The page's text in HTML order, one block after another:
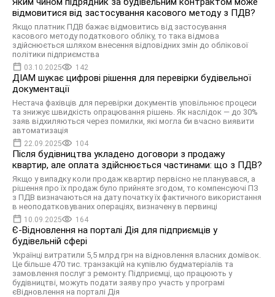
відмовитися від застосування касового методу з ПДВ?
Якщо платник ПДВ бажає відмовитись від застосування
касового методу податкового обліку, то така відмова
здійснюється шляхом внесення відповідних змін до облікової
політики підприємства
03.10.2025 142
ДІАМ шукає цифрові рішення для перевірки будівельної
документації
Нестача фахівців для перевірки документів уповільнює процеси
та знижує швидкість опрацювання рішень. Як наслідок — до 30%
заяв відхиляються через помилки, які могла би вчасно виявити
автоматизація
22.09.2025 104
Після будівництва укладено договори з продажу
квартир, але оплата здійснюється частинами: що з ПДВ?
Якщо у випадку коли продаж квартир первісно не планувався, а
рішення про їх продаж було прийняте згодом, то компенсуючі ПЗ
з ПДВ визначаються на дату початку їх фактичного використання
в неоподатковуваних операціях, визначену в первинці
10.09.2025 164
Є-Відновлення на порталі Дія для підприємців у
будівельній сфері
Українці витратили 5,5 млрд грн на відновлення власних домівок.
Це більше 470 тис. транзакцій на купівлю будматеріалів та
замовлення послуг з ремонту. Підприємці, що працюють у
будівництві, можуть подати заяву про участь у програмі
єВідновлення на порталі Дія